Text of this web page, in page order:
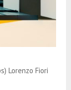
Lorenzo Fiori